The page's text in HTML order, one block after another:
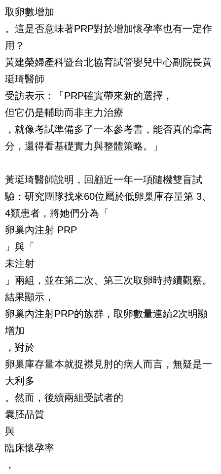
取卵數增加
。這是否意味著PRP對於增加懷孕率也有一定作
用？
黃建榮婦產科暨台北協育試管嬰兒中心副院長黃
珽琦醫師
受訪表示：「PRP確實帶來新的選擇，
但它仍是輔助而非主力治療
，就像考試準備多了一本參考書，能否真的拿高
分，還得看基礎實力與整體策略。」
黃珽琦醫師說明，回顧近一年一項隨機雙盲試
驗：研究團隊找來60位屬於低卵巢庫存量第 3、
4類患者，將她們分為「
卵巢內注射 PRP
」與「
未注射
」兩組，並在第二次、第三次取卵時持續觀察。
結果顯示，
卵巢內注射PRP的族群，取卵數量連續2次明顯
增加
，對於
卵巢庫存量本就捉襟見肘的病人而言，無疑是一
大利多
。然而，後續兩組受試者的
囊胚品質
與
臨床懷孕率
，